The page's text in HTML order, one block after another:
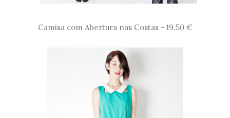
Camisa com Abertura nas Costas - 19.50 €